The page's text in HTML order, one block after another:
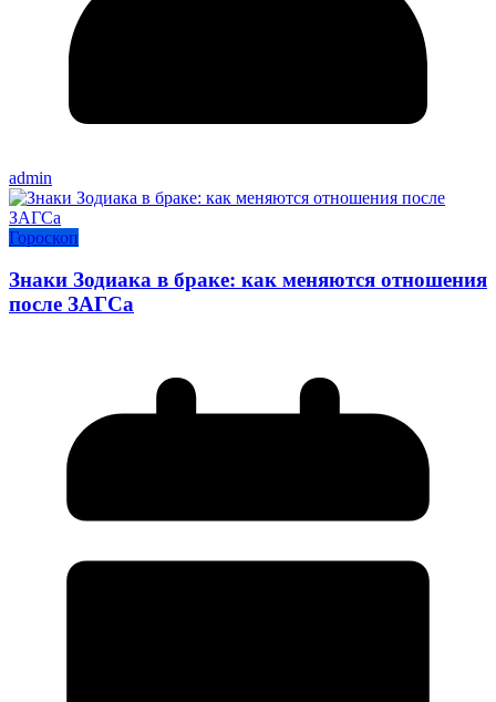
admin
Гороскоп
Знаки Зодиака в браке: как меняются отношения
после ЗАГСа